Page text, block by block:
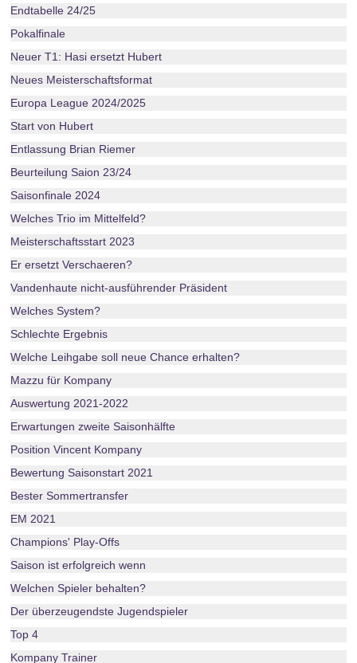
Endtabelle 24/25
Pokalfinale
Neuer T1: Hasi ersetzt Hubert
Neues Meisterschaftsformat
Europa League 2024/2025
Start von Hubert
Entlassung Brian Riemer
Beurteilung Saion 23/24
Saisonfinale 2024
Welches Trio im Mittelfeld?
Meisterschaftsstart 2023
Er ersetzt Verschaeren?
Vandenhaute nicht-ausführender Präsident
Welches System?
Schlechte Ergebnis
Welche Leihgabe soll neue Chance erhalten?
Mazzu für Kompany
Auswertung 2021-2022
Erwartungen zweite Saisonhälfte
Position Vincent Kompany
Bewertung Saisonstart 2021
Bester Sommertransfer
EM 2021
Champions' Play-Offs
Saison ist erfolgreich wenn
Welchen Spieler behalten?
Der überzeugendste Jugendspieler
Top 4
Kompany Trainer